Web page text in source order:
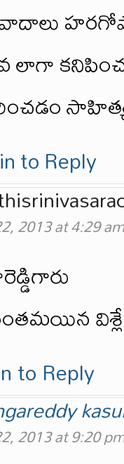
లాగా
to Reply
2013 at 4:29 am
to Reply
2013 at 9:20